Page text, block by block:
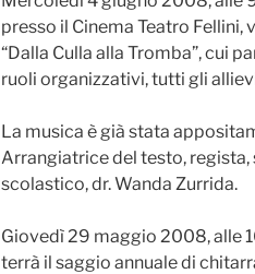
presso il Cinema Teatro Fellini,
“Dalla Culla alla Tromba”, cui
ruoli organizzativi, tutti gli
La musica è già stata
Arrangiatrice del testo,
scolastico, dr. Wanda Zurrida.
Giovedì 29 maggio 2008, alle
terrà il saggio annuale di